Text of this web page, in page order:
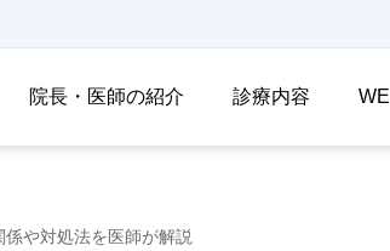
院長・医師の紹介 診療内容
や対処法を医師が解説